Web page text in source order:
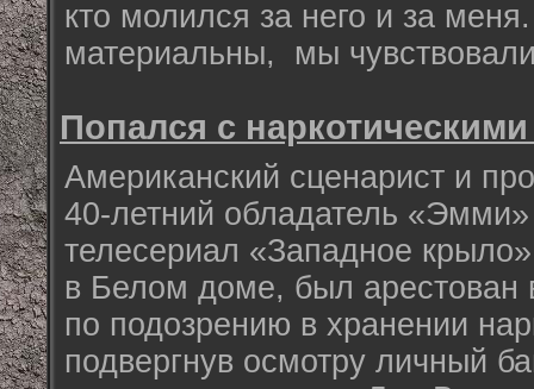
кто молился за него и за
материальны, мы
Попался с
Американский сценарист и
40-летний обладатель
телесериал «Западное
в Белом доме, был арестован
по подозрению в хранении
подвергнув осмотру личный